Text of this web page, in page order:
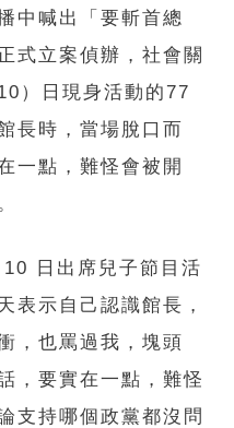
中喊出「要斬首總
式立案偵辦，社會關
）日現身活動的77
長時，當場脫口而
一點，難怪會被開
日出席兒子節目活
表示自己認識館長，
，也罵過我，塊頭
，要實在一點，難怪
支持哪個政黨都沒問